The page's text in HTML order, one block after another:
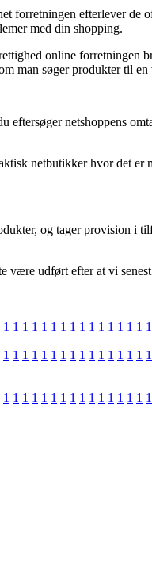
forretningen efterlever de
med din shopping.
online forretningen
man søger produkter til en
eftersøger netshoppens
netbutikker hvor det er
og tager provision i
udført efter at vi senest
1 1 1 1 1 1 1 1 1 1 1 1 1 1 1 1
1 1 1 1 1 1 1 1 1 1 1 1 1 1 1 1
1 1 1 1 1 1 1 1 1 1 1 1 1 1 1 1